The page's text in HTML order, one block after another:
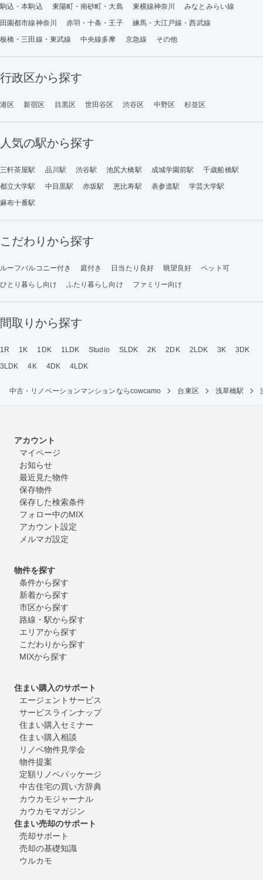
駒込・本駒込
東陽町・南砂町・大島 東横線神奈川
みなとみらい線
田園都市線神奈川
赤羽・十条・王子
練馬・大江戸線・西武線
板橋・三田線・東武線
中央線多摩 京急線 その他
行政区から探す
港区 新宿区 目黒区 世田谷区 渋谷区 中野区 杉並区
人気の駅から探す
三軒茶屋駅 品川駅 渋谷駅 池尻大橋駅 成城学園前駅
千歳船橋駅
都立大学駅
中目黒駅 赤坂駅 恵比寿駅 表参道駅
学芸大学駅
麻布十番駅
こだわりから探す
ルーフバルコニー付き 庭付き 日当たり良好 眺望良好
ペット可
ひとり暮らし向け
ふたり暮らし向け ファミリー向け
間取りから探す
1R 1K 1DK 1LDK Studio SLDK 2K 2DK 2LDK 3K
3DK
3LDK
4K 4DK 4LDK
中古・リノベーションマンションならcowcamo 台東区 浅草橋駅
アカウント
マイページ
お知らせ
最近見た物件
保存物件
保存した検索条件
フォロー中のMIX
アカウント設定
メルマガ設定
物件を探す
条件から探す
新着から探す
市区から探す
路線・駅から探す
エリアから探す
こだわりから探す
MIXから探す
住まい購入のサポート
エージェントサービス
サービスラインナップ
住まい購入セミナー
住まい購入相談
リノベ物件見学会
物件提案
定額リノベパッケージ
中古住宅の買い方辞典
カウカモジャーナル
カウカモマガジン
住まい売却のサポート
売却サポート
売却の基礎知識
ウルカモ